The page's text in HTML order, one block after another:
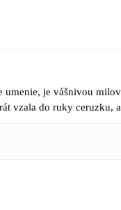
je vášnivou
vzala do ruky ceruzku,